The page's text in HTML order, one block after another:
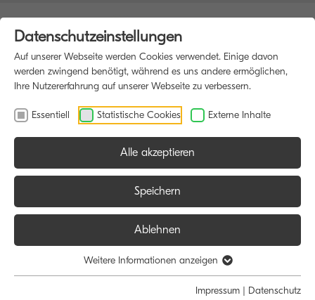
Datenschutzeinstellungen
Auf unserer Webseite werden Cookies verwendet. Einige davon
werden zwingend benötigt, während es uns andere ermöglichen,
Ihre Nutzererfahrung auf unserer Webseite zu verbessern.
Essentiell Statistische Cookies Externe Inhalte
Alle akzeptieren
Speichern
Ablehnen
Weitere Informationen anzeigen
Impressum | Datenschutz